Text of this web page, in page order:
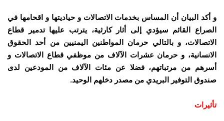
و أكد البيان أن المساس بخدمات الاتصالات و حياديتها و اقحامها في
الصراع القائم سيؤدي إلى أثار كارثية، يترتب عليها تدمير قطاع
الاتصالات، و بالتالي حرمان المواطنين اليمنيين من أحد الحقوق
الانسانية، و حرمان عشرات الآلاف من موظفي قطاع الاتصالات و
أسرهم من مرتباتهم، فضلا عن مئات الآلاف من المودعين لدى
صندوق التوفير البريدي من مصدر دخلهم الوحيد.
تأثيرات